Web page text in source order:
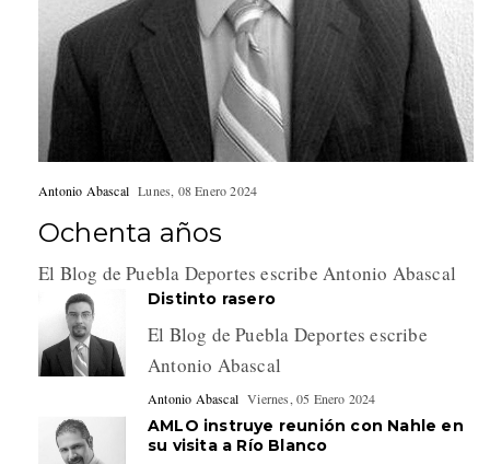
Antonio Abascal Lunes, 08 Enero 2024
Ochenta años
El Blog de Puebla Deportes escribe Antonio Abascal
Distinto rasero
El Blog de Puebla Deportes escribe
Antonio Abascal
Antonio Abascal Viernes, 05 Enero 2024
AMLO instruye reunión con Nahle en
su visita a Río Blanco